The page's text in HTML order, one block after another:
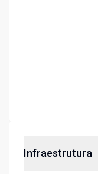
Infraestrutura